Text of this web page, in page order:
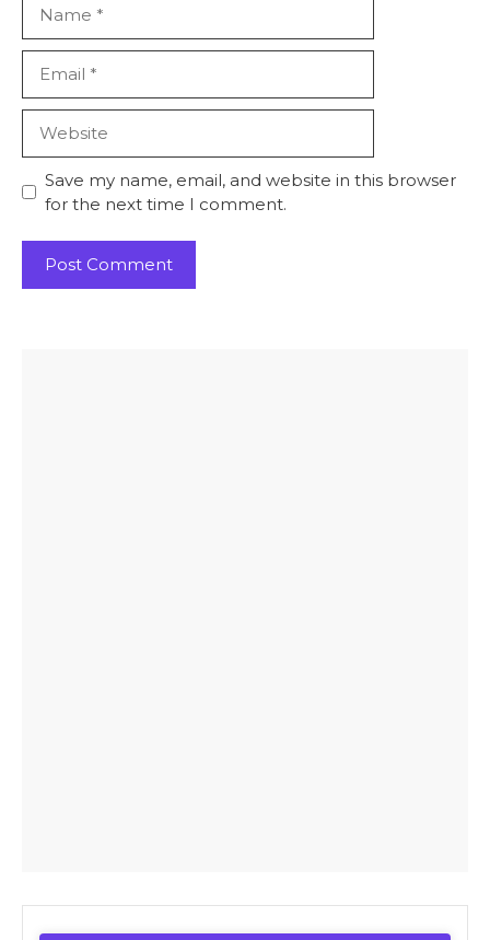
Save my name, email, and website in this browser
for the next time I comment.